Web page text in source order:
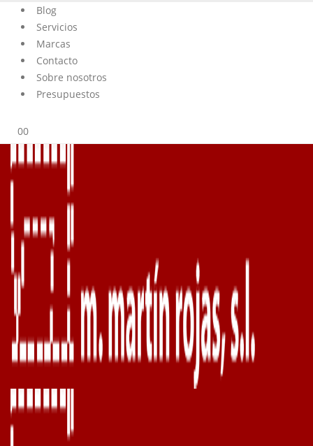
Blog
Servicios
Marcas
Contacto
Sobre nosotros
Presupuestos
00